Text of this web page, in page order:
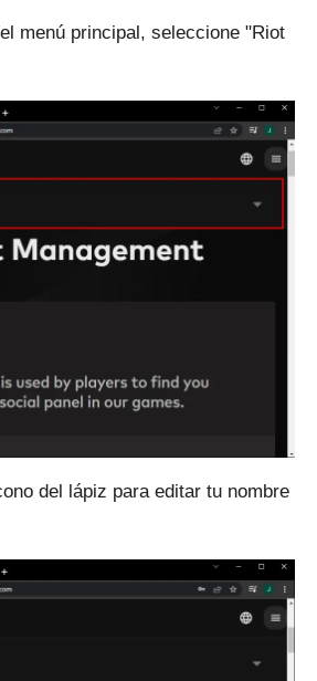
menú principal, seleccione "Riot
del lápiz para editar tu nombre